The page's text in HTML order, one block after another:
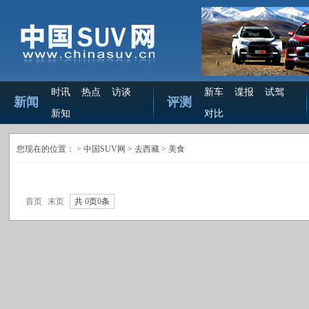
新闻
时讯 热点 访谈
新知
评测
新车 谍报 试驾
对比
您现在的位置： > 中国SUV网 > 去西藏 > 美食
首页 末页 共 0页0条